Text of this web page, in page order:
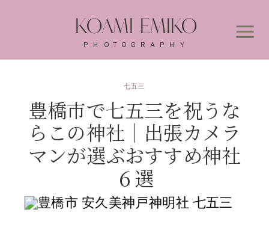
PHOTOGRAPHY
KOAMI EMIKO
豊橋市で七五三を祝うな
らこの神社｜出張カメラ
マンが選ぶおすすめ神社
６選
七五三